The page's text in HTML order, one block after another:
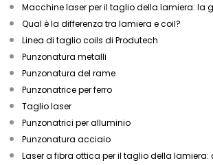
Macchine laser per il taglio della lamiera: la
Qual è la differenza tra lamiera e coil?
Linea di taglio coils di Produtech
Punzonatura metalli
Punzonatura del rame
Punzonatrice per ferro
Taglio laser
Punzonatrici per alluminio
Punzonatura acciaio
Laser a fibra ottica per il taglio della lamiera: